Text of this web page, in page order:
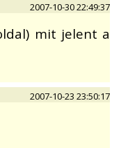
2007-10-30 22:49:37
mit jelent a
2007-10-23 23:50:17